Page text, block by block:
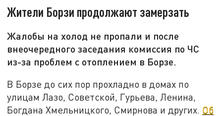
Жители Борзи продолжают замерзать
Жалобы на холод не пропали и после
внеочередного заседания комиссия по ЧС
из-за проблем с отоплением в Борзе.
В Борзе до сих пор прохладно в домах по
улицам Лазо, Советской, Гурьева, Ленина,
Богдана Хмельницкого, Смирнова и других. Об